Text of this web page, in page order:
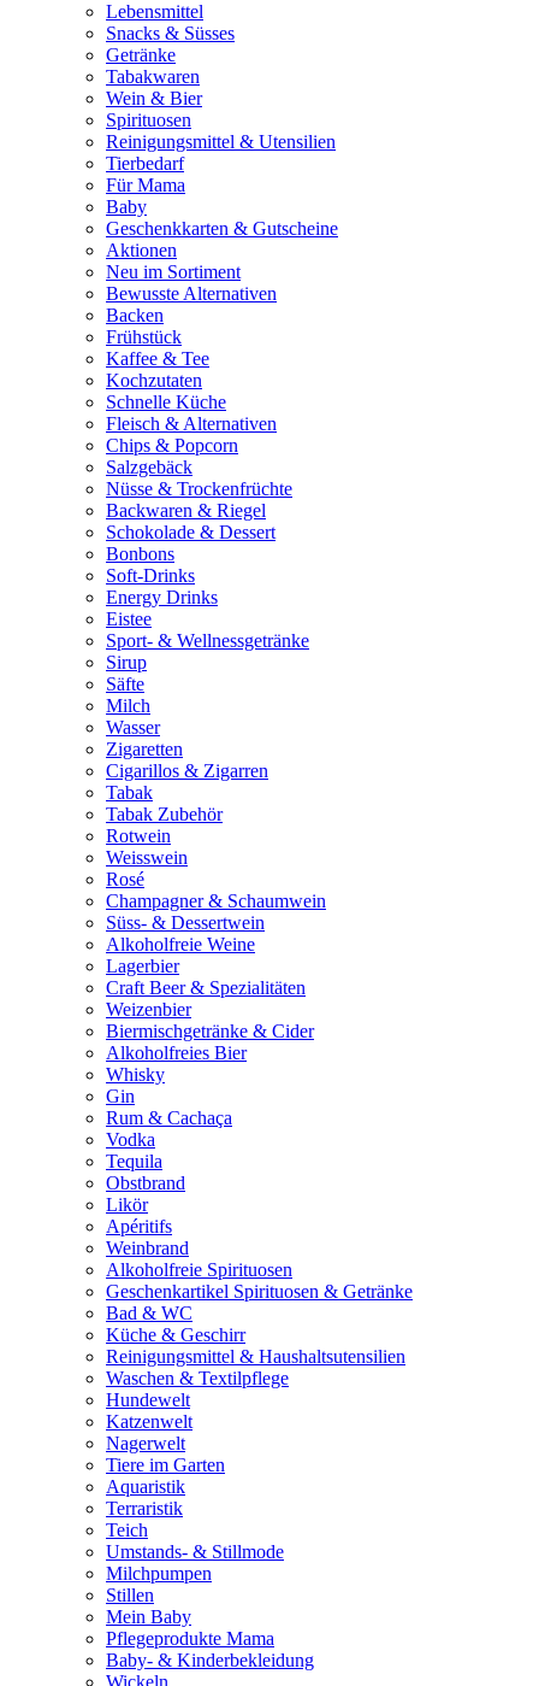
Lebensmittel
Snacks & Süsses
Getränke
Tabakwaren
Wein & Bier
Spirituosen
Reinigungsmittel & Utensilien
Tierbedarf
Für Mama
Baby
Geschenkkarten & Gutscheine
Aktionen
Neu im Sortiment
Bewusste Alternativen
Backen
Frühstück
Kaffee & Tee
Kochzutaten
Schnelle Küche
Fleisch & Alternativen
Chips & Popcorn
Salzgebäck
Nüsse & Trockenfrüchte
Backwaren & Riegel
Schokolade & Dessert
Bonbons
Soft-Drinks
Energy Drinks
Eistee
Sport- & Wellnessgetränke
Sirup
Säfte
Milch
Wasser
Zigaretten
Cigarillos & Zigarren
Tabak
Tabak Zubehör
Rotwein
Weisswein
Rosé
Champagner & Schaumwein
Süss- & Dessertwein
Alkoholfreie Weine
Lagerbier
Craft Beer & Spezialitäten
Weizenbier
Biermischgetränke & Cider
Alkoholfreies Bier
Whisky
Gin
Rum & Cachaça
Vodka
Tequila
Obstbrand
Likör
Apéritifs
Weinbrand
Alkoholfreie Spirituosen
Geschenkartikel Spirituosen & Getränke
Bad & WC
Küche & Geschirr
Reinigungsmittel & Haushaltsutensilien
Waschen & Textilpflege
Hundewelt
Katzenwelt
Nagerwelt
Tiere im Garten
Aquaristik
Terraristik
Teich
Umstands- & Stillmode
Milchpumpen
Stillen
Mein Baby
Pflegeprodukte Mama
Baby- & Kinderbekleidung
Wickeln